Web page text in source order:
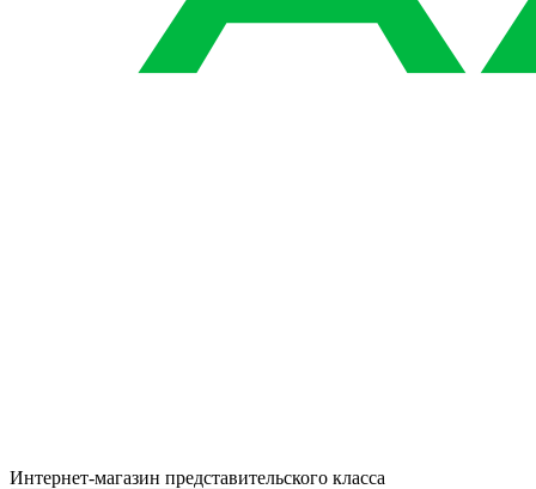
Интернет-магазин представительского класса